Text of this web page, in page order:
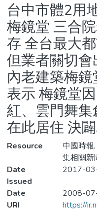
Statistics
台中市體2用
梅鏡堂 三合
存 全台最大
但業者關切
內老建築梅
表示 梅鏡堂
紅、雲門舞
在此居住 決
Resource
中國時報
集相關新
Date
Issued
2017-
Date
2008-
URI
https://